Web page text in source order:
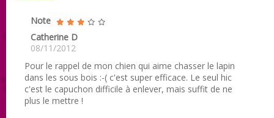
Note
Catherine D
08/11/2012
Pour le rappel de mon chien qui aime chasser le lapin
dans les sous bois :-( c'est super efficace. Le seul hic
c'est le capuchon difficile à enlever, mais suffit de ne
plus le mettre !